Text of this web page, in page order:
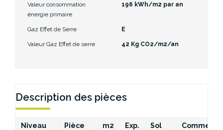
Valeur consommation
énergie primaire
196 kWh/m2 par an
Gaz Effet de Serre E
Valeur Gaz Effet de serre 42 Kg CO2/m2/an
Description des pièces
Niveau Pièce m2 Exp. Sol